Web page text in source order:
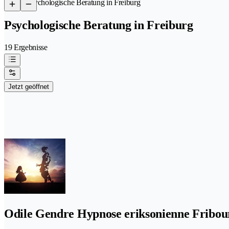
/Psychologische Beratung in Freiburg
Psychologische Beratung in Freiburg
19 Ergebnisse
Jetzt geöffnet
Odile Gendre Hypnose eriksonienne